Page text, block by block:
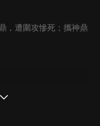
，遭圍攻慘死；攜神鼎